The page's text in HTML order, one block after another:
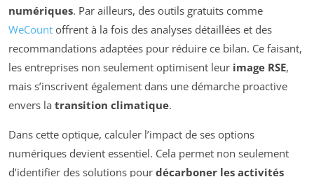
numériques. Par ailleurs, des outils gratuits comme
WeCount offrent à la fois des analyses détaillées et des
recommandations adaptées pour réduire ce bilan. Ce faisant,
les entreprises non seulement optimisent leur image RSE,
mais s’inscrivent également dans une démarche proactive
envers la transition climatique.
Dans cette optique, calculer l’impact de ses options
numériques devient essentiel. Cela permet non seulement
d’identifier des solutions pour décarboner les activités